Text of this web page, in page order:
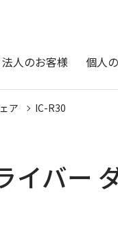
法人のお客様 個人
ア IC-R30
イバー